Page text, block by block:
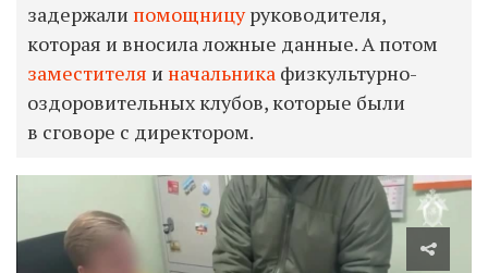
задержали помощницуруководителя,
которая и вносила ложные данные. А потом
заместителя и начальника физкультурно-
оздоровительных клубов, которые были
в сговоре с директором.